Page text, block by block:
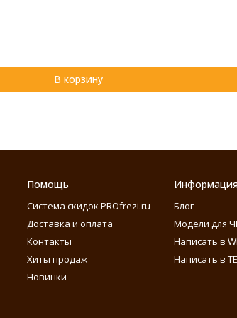
В корзину
Помощь
Система скидок PROfrezi.ru
Доставка и оплата
Контакты
Хиты продаж
Новинки
Блог
Модели для
Написать в
Написать в